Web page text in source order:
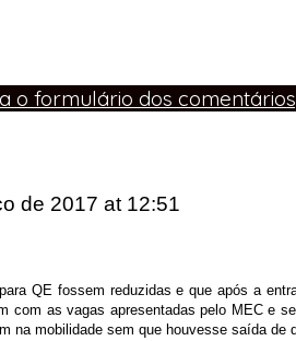
o formulário dos
de 2017 at 12:51
QE fossem reduzidas e que após a
com as vagas apresentadas pelo MEC e
na mobilidade sem que houvesse saída de